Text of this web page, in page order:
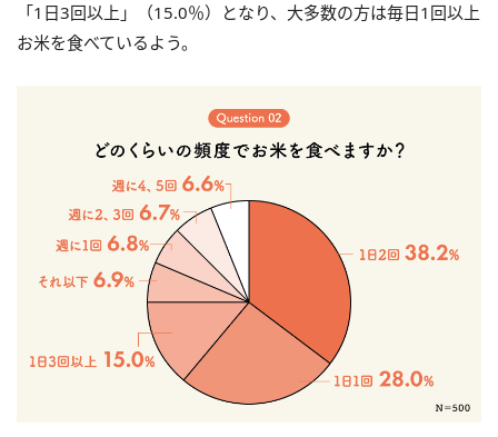
「1日3回以上」（15.0％）となり、大多数の方は毎日1回以上
お米を食べているよう。